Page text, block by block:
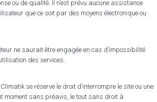
ou de qualité. Il n’est prévu aucune assistance
que ce soit par des moyens électronique ou
ne saurait être engagée en cas d’impossibilité
des services.
se réserve le droit d’interrompre le site ou une
moment sans préavis, le tout sans droit à